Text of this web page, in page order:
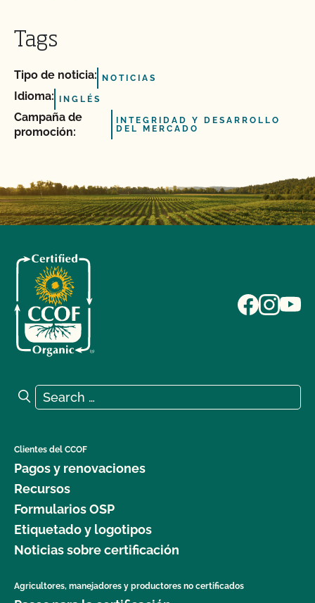
Tags
Tipo de noticia: NOTICIAS
Idioma: INGLÉS
Campaña de
promoción:
INTEGRIDAD Y DESARROLLO
DEL MERCADO
Search for:
Search
Clientes del CCOF
Pagos y renovaciones
Recursos
Formularios OSP
Etiquetado y logotipos
Noticias sobre certificación
Agricultores, manejadores y productores no certificados